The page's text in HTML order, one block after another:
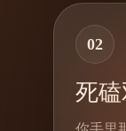
02
死